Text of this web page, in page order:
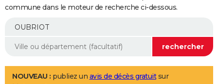
Essais
Réserver un essai
Citadines
Berlines
SUV
Forum auto
+
Mobiles
Meilleur smartphone
Internet
Ordinateurs
Jeux vidéo
Guide high-tech
Aménagement intérieur
LIFESTYLE
commune dans le moteur de recherche ci-dessous.
NOUVEAU : publiez un avis de décès gratuitsur